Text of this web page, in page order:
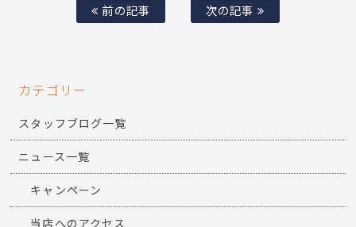
前の記事 次の記事
カテゴリー
スタッフブログ一覧
ニュース一覧
キャンペーン
当店へのアクセス